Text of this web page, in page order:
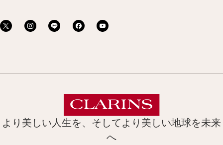
より美しい人生を、そしてより美しい地球を未来
へ